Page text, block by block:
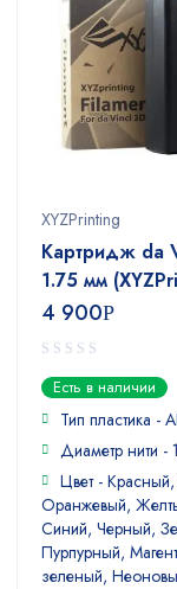
XYZPrinting
Картридж da
1.75 мм
4 900Р
0
out
of
Есть в наличии
Тип пластика -
Диаметр нити -
Цвет -
Оранжевый,
Синий, Черный,
Пурпурный,
зеленый,